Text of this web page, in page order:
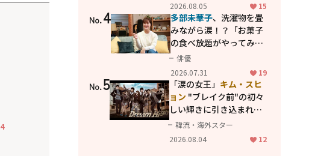
4
2026.08.05
15
No.4 多部未華子、洗濯物を畳
みながら涙！？「お菓子
の食べ放題がやってみた
い」ハンディファン4台の
暑さ対策も明かす
俳優
2026.07.31
19
No.5 「涙の女王」 キム・スヒ
ョン "ブレイク前"の初々
しい輝きに引き込まれ
る...2PM テギョン
共演の青春名作「ドリー
韓流・海外スター
2026.08.04
12